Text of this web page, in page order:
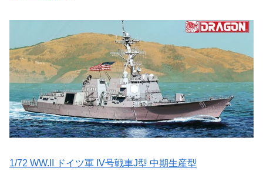
1/72 WW.II ドイツ軍 IV号戦車J型 中期生産型